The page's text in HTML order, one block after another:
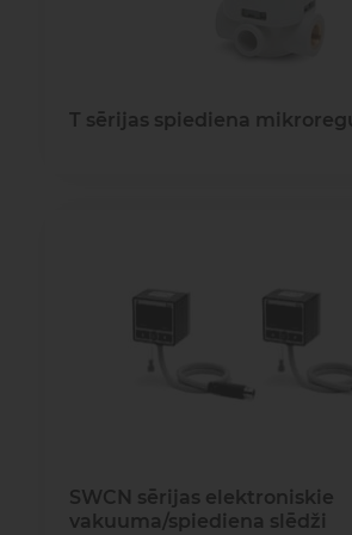
T sērijas spiediena
SWCN sērijas elektroniskie
vakuuma/spiediena slēdži